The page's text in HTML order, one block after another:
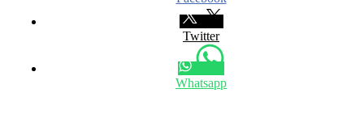
Twitter
Whatsapp